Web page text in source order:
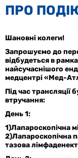
ПРО
Шановні колеги!
Запрошуємо до
відбудеться в
найсучаснішого
медцентрі «Мед-
Під час
втручання:
День 1:
1)Лапароскопічна
2)Лапароскопічна
тазова